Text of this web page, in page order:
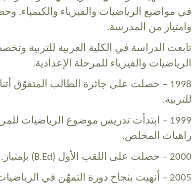
في مواضيع الرياضيات والفيزياء والكيمياء.
وامتياز من المدرسة.
تابعت الدراسة في الكلية العربية للتربية
الرياضيات والفيزياء للمرحلة الإعدادية.
1998 – حصلت على جائزة الطالب المتفوّق
للتربية.
1999 – ابتدأت تدريس موضوع الرياضيات
راهبات المخلص.
2000 – حصلت على اللقب الأول (B.Ed) بإمتياز.
2005 – أنهيت بنجاح دورة التمهّن في الرياضيات.